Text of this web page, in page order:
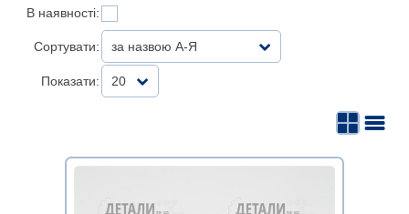
В наявності:
Сортувати: за назвою А-Я
Показати: 20